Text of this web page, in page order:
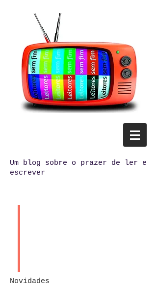
Um blog sobre o prazer de ler e
escrever
Novidades